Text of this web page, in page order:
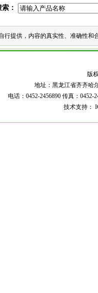
：
行提供，内容的真实性、准确性
版
地址：黑龙江省齐齐哈
电话：0452-2456890 传真：0452-
技术支持：